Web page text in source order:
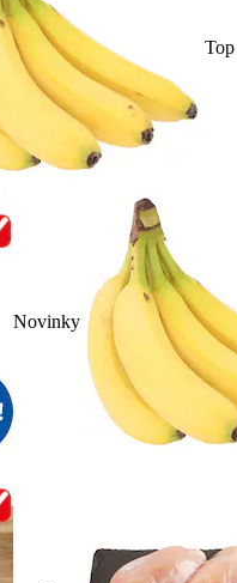
Novinky